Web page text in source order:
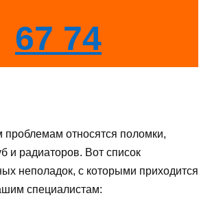
67 74
относятся поломки,
и радиаторов. Вот список
неполадок, с которыми приходится
специалистам: